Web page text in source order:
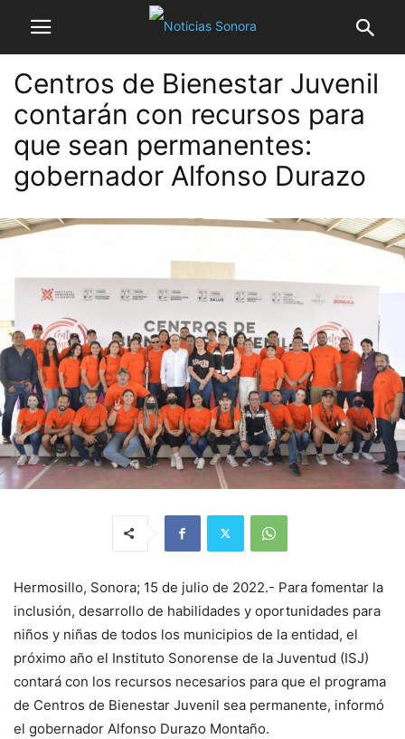
Centros de Bienestar Juvenil
contarán con recursos para
que sean permanentes:
gobernador Alfonso Durazo
Hermosillo, Sonora; 15 de julio de 2022.- Para fomentar la
inclusión, desarrollo de habilidades y oportunidades para
niños y niñas de todos los municipios de la entidad, el
próximo año el Instituto Sonorense de la Juventud (ISJ)
contará con los recursos necesarios para que el programa
de Centros de Bienestar Juvenil sea permanente, informó
el gobernador Alfonso Durazo Montaño.